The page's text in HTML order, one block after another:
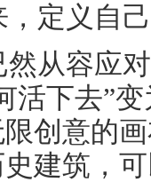
定义自
然从容应
活下去”
创意的
建筑，